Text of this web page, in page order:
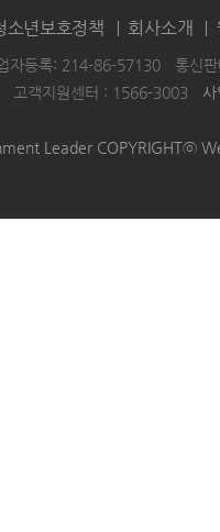
소년보호정책 회사소개
자등록: 214-86-57130
통신
고객지원센터 : 1566-3003
Leader COPYRIGHTⓒ